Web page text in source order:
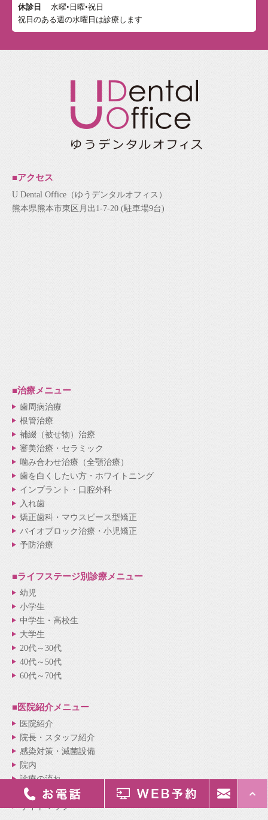
休診日
水曜•日曜•祝日
祝日のある週の水曜日は診療します
■アクセス
U Dental Office（ゆうデンタルオフィス）
熊本県熊本市東区月出1-7-20 (駐車場9台)
■治療メニュー
歯周病治療
根管治療
補綴（被せ物）治療
審美治療・セラミック
噛み合わせ治療（全顎治療）
歯を白くしたい方・ホワイトニング
インプラント・口腔外科
入れ歯
矯正歯科・マウスピース型矯正
バイオブロック治療・小児矯正
予防治療
■ライフステージ別診療メニュー
幼児
小学生
中学生・高校生
大学生
20代～30代
40代～50代
60代～70代
■医院紹介メニュー
医院紹介
院長・スタッフ紹介
感染対策・滅菌設備
院内
診療の流れ
新着情報
サイトマップ